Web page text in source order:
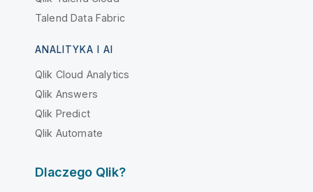
Talend Data Fabric
ANALITYKA I AI
Qlik Cloud Analytics
Qlik Answers
Qlik Predict
Qlik Automate
Dlaczego Qlik?